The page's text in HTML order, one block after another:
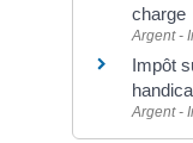
charge
Argent -
Impôt
Argent -